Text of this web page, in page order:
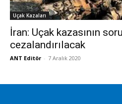
Uçak Kazaları
İran: Uçak kazasının
cezalandırılacak
ANT Editör - 7 Aralık 2020